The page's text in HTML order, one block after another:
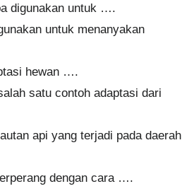
digunakan untuk ….
untuk menanyakan
hewan ….
satu contoh adaptasi dari
api yang terjadi pada daerah
dengan cara ….